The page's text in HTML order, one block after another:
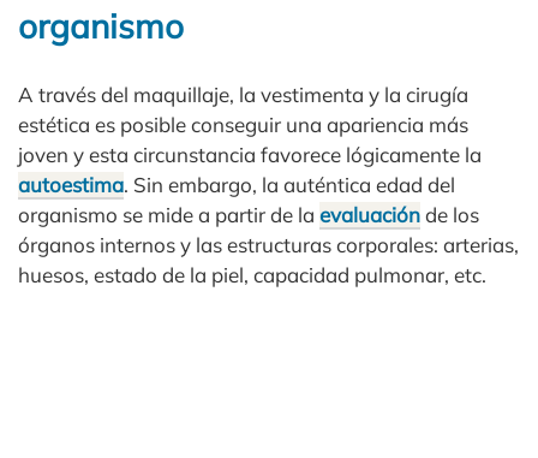
organismo
A través del maquillaje, la vestimenta y la cirugía
estética es posible conseguir una apariencia más
joven y esta circunstancia favorece lógicamente la
autoestima. Sin embargo, la auténtica edad del
organismo se mide a partir de la evaluaciónde los
órganos internos y las estructuras corporales: arterias,
huesos, estado de la piel, capacidad pulmonar, etc.